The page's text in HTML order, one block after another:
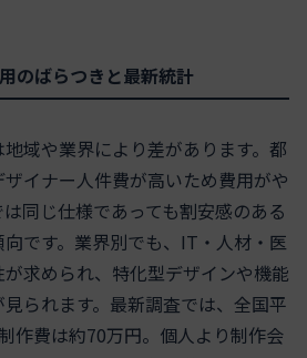
のばらつきと最新統計
域や業界により差があります。都
イナー人件費が高いため費用がや
同じ仕様であっても割安感のある
です。業界別でも、IT・人材・医
求められ、特化型デザインや機能
られます。最新調査では、全国平
作費は約70万円。個人より制作会